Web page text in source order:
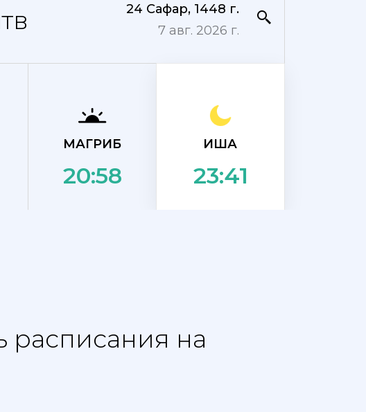
24 Сафар, 1448 г.
7 авг. 2026 г.
МАГРИБ
20:58
ИША
23:41
расписания на